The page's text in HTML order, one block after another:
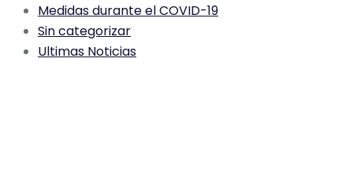
Medidas durante el COVID-19
Sin categorizar
Ultimas Noticias